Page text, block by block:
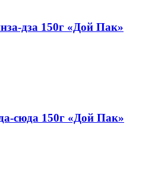
дза 150г «Дой Пак»
сюда 150г «Дой Пак»